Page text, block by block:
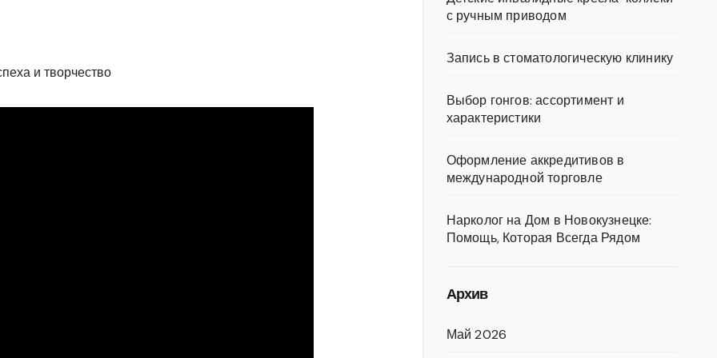
с ручным приводом
Запись в стоматологическую клинику
Выбор гонгов: ассортимент и
характеристики
Оформление аккредитивов в
международной торговле
Нарколог на Дом в Новокузнецке:
Помощь, Которая Всегда Рядом
Архив
Май 2026